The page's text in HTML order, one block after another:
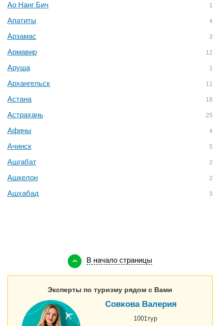
Ао Нанг Бич 1
Апатиты 4
Арзамас 3
Армавир 12
Аруша 1
Архангельск 11
Астана 18
Астрахань 25
Афины 4
Ачинск 5
Ашгабат 2
Ашкелон 2
Ашхабад 3
В начало страницы
Эксперты по туризму рядом с Вами
Совкова Валерия
1001тур